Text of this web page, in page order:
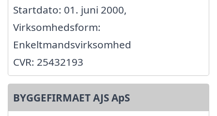
Startdato: 01. juni 2000,
Virksomhedsform:
Enkeltmandsvirksomhed
CVR: 25432193
BYGGEFIRMAET AJS ApS